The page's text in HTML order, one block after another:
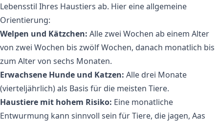
Lebensstil Ihres Haustiers ab. Hier eine allgemeine
Orientierung:
Welpen und Kätzchen: Alle zwei Wochen ab einem Alter
von zwei Wochen bis zwölf Wochen, danach monatlich bis
zum Alter von sechs Monaten.
Erwachsene Hunde und Katzen: Alle drei Monate
(vierteljährlich) als Basis für die meisten Tiere.
Haustiere mit hohem Risiko: Eine monatliche
Entwurmung kann sinnvoll sein für Tiere, die jagen, Aas